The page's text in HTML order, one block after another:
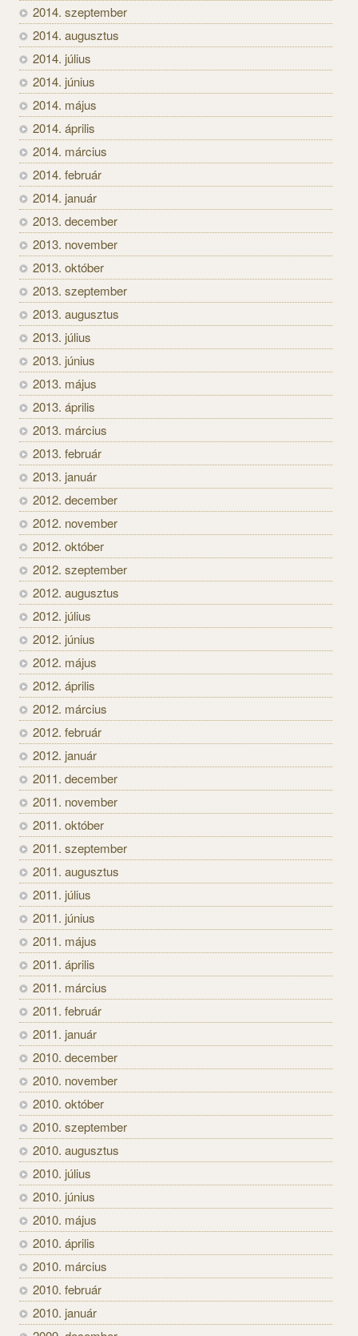
2014. szeptember
2014. augusztus
2014. július
2014. június
2014. május
2014. április
2014. március
2014. február
2014. január
2013. december
2013. november
2013. október
2013. szeptember
2013. augusztus
2013. július
2013. június
2013. május
2013. április
2013. március
2013. február
2013. január
2012. december
2012. november
2012. október
2012. szeptember
2012. augusztus
2012. július
2012. június
2012. május
2012. április
2012. március
2012. február
2012. január
2011. december
2011. november
2011. október
2011. szeptember
2011. augusztus
2011. július
2011. június
2011. május
2011. április
2011. március
2011. február
2011. január
2010. december
2010. november
2010. október
2010. szeptember
2010. augusztus
2010. július
2010. június
2010. május
2010. április
2010. március
2010. február
2010. január